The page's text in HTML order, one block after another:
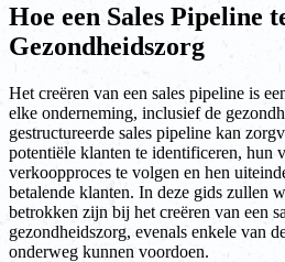
Hoe een Sales Pipeline
Gezondheidszorg
Het creëren van een sales pipeline is
elke onderneming, inclusief de
gestructureerde sales pipeline kan
potentiële klanten te identificeren, hun
verkoopproces te volgen en hen
betalende klanten. In deze gids zullen
betrokken zijn bij het creëren van een
gezondheidszorg, evenals enkele van
onderweg kunnen voordoen.